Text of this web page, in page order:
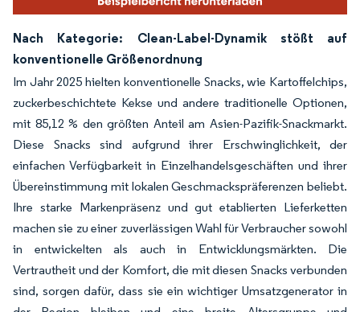
Nach Kategorie: Clean-Label-Dynamik stößt auf
konventionelle Größenordnung
Im Jahr 2025 hielten konventionelle Snacks, wie Kartoffelchips,
zuckerbeschichtete Kekse und andere traditionelle Optionen,
mit 85,12 % den größten Anteil am Asien-Pazifik-Snackmarkt.
Diese Snacks sind aufgrund ihrer Erschwinglichkeit, der
einfachen Verfügbarkeit in Einzelhandelsgeschäften und ihrer
Übereinstimmung mit lokalen Geschmackspräferenzen beliebt.
Ihre starke Markenpräsenz und gut etablierten Lieferketten
machen sie zu einer zuverlässigen Wahl für Verbraucher sowohl
in entwickelten als auch in Entwicklungsmärkten. Die
Vertrautheit und der Komfort, die mit diesen Snacks verbunden
sind, sorgen dafür, dass sie ein wichtiger Umsatzgenerator in